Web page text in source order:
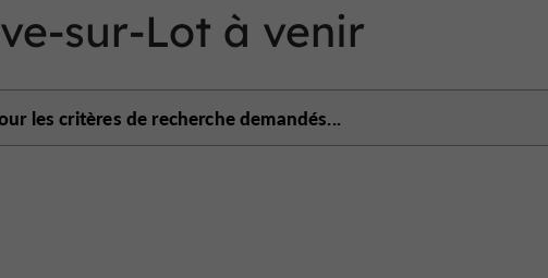
sur-Lot à venir
les critères de recherche demandés...